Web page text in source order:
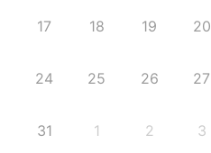
17 18 19 20
24 25 26 27
31 1 2 3